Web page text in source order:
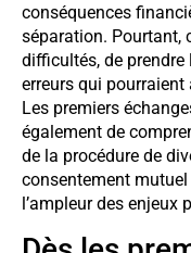
conséquences
séparation. Pourtant,
difficultés, de prendre
erreurs qui
Les premiers
également de
de la procédure de
consentement
l’ampleur des